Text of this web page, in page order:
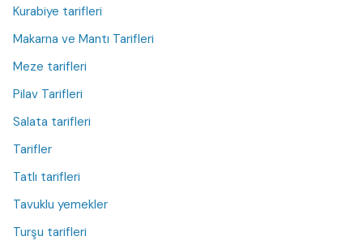
Kurabiye tarifleri
Makarna ve Mantı Tarifleri
Meze tarifleri
Pilav Tarifleri
Salata tarifleri
Tarifler
Tatlı tarifleri
Tavuklu yemekler
Turşu tarifleri